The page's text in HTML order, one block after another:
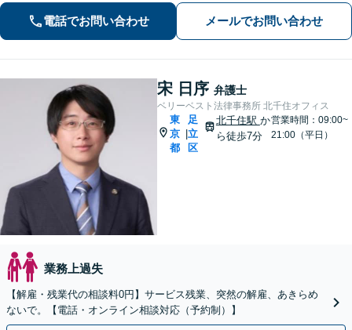
着した業務を展開。実績・経験豊富な
弁護士の確かな見解と事件処理。
電話でお問い合わせ メールでお問い合わせ
宋 日序 弁護士
ベリーベスト法律事務所 北千住オフィス
東
京
都
足
立
区
北千住駅 か
ら徒歩7分
営業時間：09:00~
21:00（平日）
業務上過失
【解雇・残業代の相談料0円】サービス残業、突然の解雇、あきらめ
ないで。【電話・オンライン相談対応（予約制）】